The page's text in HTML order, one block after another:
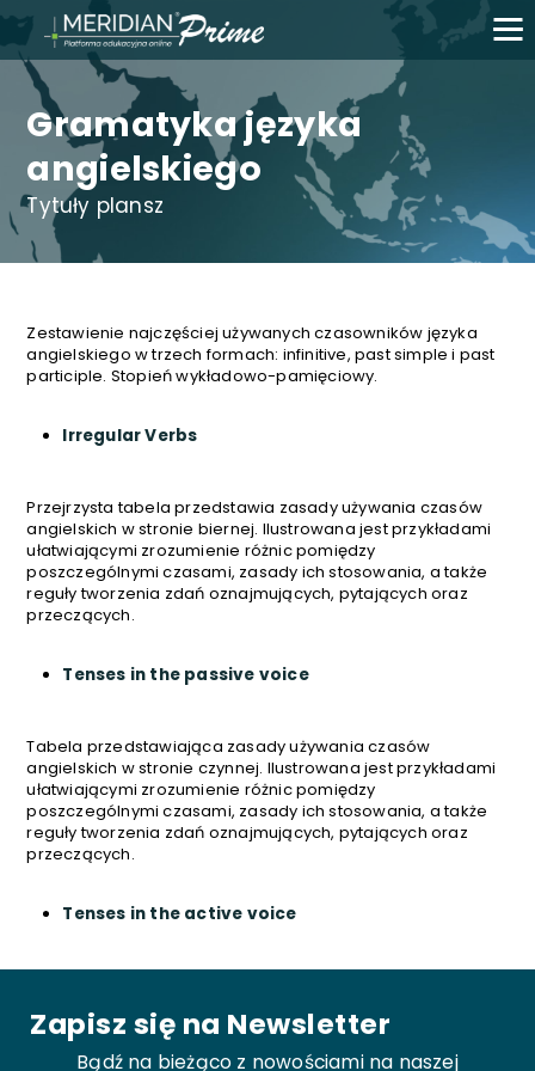
Gramatyka języka
angielskiego
Tytuły plansz
Irregular Verbs
Zestawienie najczęściej używanych czasowników języka
angielskiego w trzech formach: infinitive, past simple i past
participle. Stopień wykładowo-pamięciowy.
Tenses in the passive voice
Przejrzysta tabela przedstawia zasady używania czasów
angielskich w stronie biernej. Ilustrowana jest przykładami
ułatwiającymi zrozumienie różnic pomiędzy
poszczególnymi czasami, zasady ich stosowania, a także
reguły tworzenia zdań oznajmujących, pytających oraz
przeczących.
Tenses in the active voice
Tabela przedstawiająca zasady używania czasów
angielskich w stronie czynnej. Ilustrowana jest przykładami
ułatwiającymi zrozumienie różnic pomiędzy
poszczególnymi czasami, zasady ich stosowania, a także
reguły tworzenia zdań oznajmujących, pytających oraz
przeczących.
Zapisz się na Newsletter
Bądź na bieżąco z nowościami na naszej